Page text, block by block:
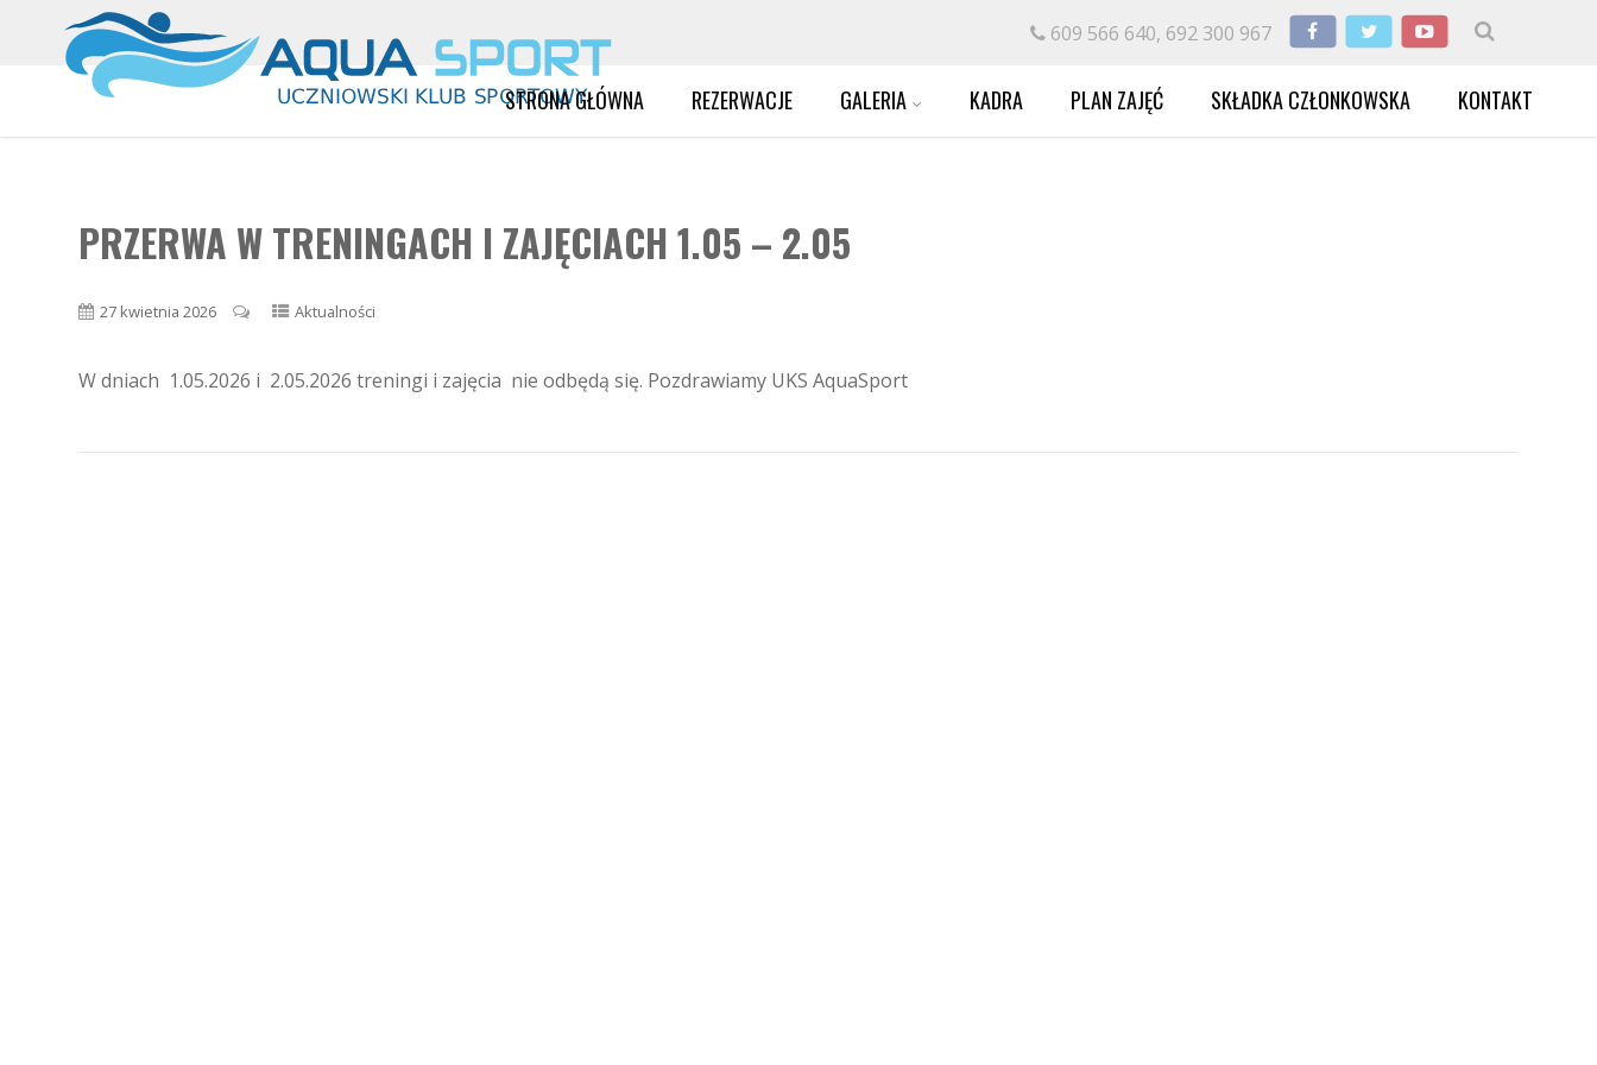
609 566 640, 692 300 967
STRONA GŁÓWNA REZERWACJE GALERIA KADRA PLAN ZAJĘĆ SKŁADKA CZŁONKOWSKA KONTAKT
PRZERWA W TRENINGACH I ZAJĘCIACH 1.05 – 2.05
27 kwietnia 2026 Aktualności
W dniach 1.05.2026 i 2.05.2026 treningi i zajęcia nie odbędą się. Pozdrawiamy UKS AquaSport